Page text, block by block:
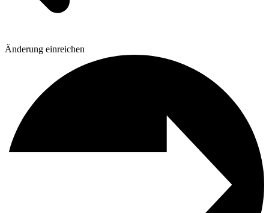
Änderung einreichen